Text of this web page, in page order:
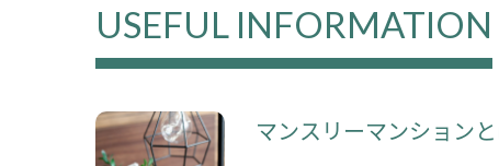
USEFUL INFORMATION
マンスリーマンションと